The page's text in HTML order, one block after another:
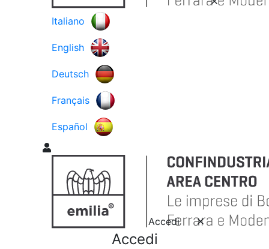
Italiano
English
Deutsch
Français
Español
Accedi
Accedi